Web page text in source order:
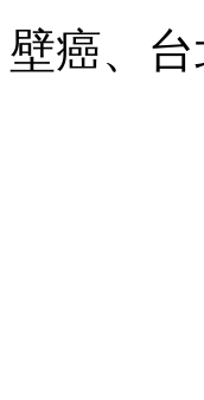
壁癌、